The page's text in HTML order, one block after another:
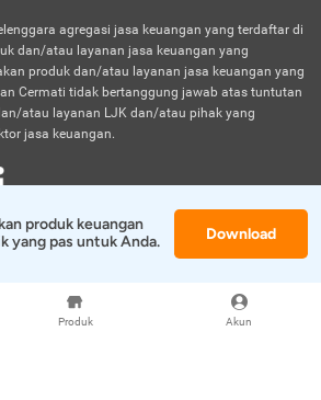
Produk Akun
agregasi jasa keuangan yang terdaftar di
dan/atau layanan jasa keuangan yang
produk dan/atau layanan jasa keuangan yang
Cermati tidak bertanggung jawab atas tuntutan
atau layanan LJK dan/atau pihak yang
jasa keuangan.
Reserved.
produk keuangan
yang pas untuk Anda.
Download